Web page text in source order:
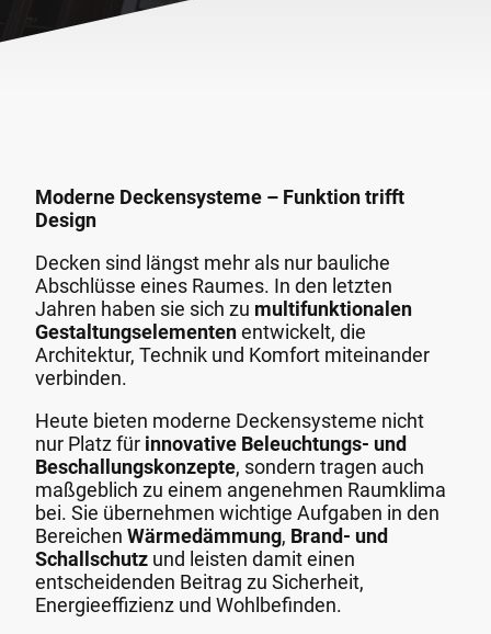
Moderne Deckensysteme – Funktion trifft
Design
Decken sind längst mehr als nur bauliche
Abschlüsse eines Raumes. In den letzten
Jahren haben sie sich zu multifunktionalen
Gestaltungselementenentwickelt, die
Architektur, Technik und Komfort miteinander
verbinden.
Heute bieten moderne Deckensysteme nicht
nur Platz für innovative Beleuchtungs- und
Beschallungskonzepte, sondern tragen auch
maßgeblich zu einem angenehmen Raumklima
bei. Sie übernehmen wichtige Aufgaben in den
Bereichen Wärmedämmung, Brand- und
Schallschutz und leisten damit einen
entscheidenden Beitrag zu Sicherheit,
Energieeffizienz und Wohlbefinden.